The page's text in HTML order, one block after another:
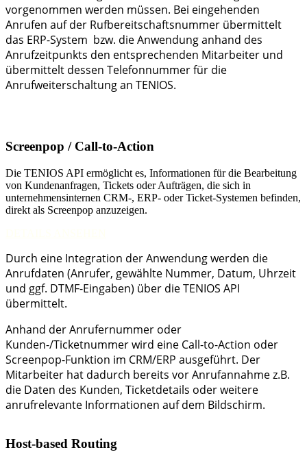
vorgenommen werden müssen. Bei eingehenden
Anrufen auf der Rufbereitschaftsnummer übermittelt
das ERP-System bzw. die Anwendung anhand des
Anrufzeitpunkts den entsprechenden Mitarbeiter und
übermittelt dessen Telefonnummer für die
Anrufweiterschaltung an TENIOS.
Screenpop / Call-to-Action
Die TENIOS API ermöglicht es, Informationen für die Bearbeitung
von Kundenanfragen, Tickets oder Aufträgen, die sich in
unternehmensinternen CRM-, ERP- oder Ticket-Systemen befinden,
direkt als Screenpop anzuzeigen.
Durch eine Integration der Anwendung werden die
Anrufdaten (Anrufer, gewählte Nummer, Datum, Uhrzeit
und ggf. DTMF-Eingaben) über die TENIOS API
übermittelt.
Anhand der Anrufernummer oder
Kunden-/Ticketnummer wird eine Call-to-Action oder
Screenpop-Funktion im CRM/ERP ausgeführt. Der
Mitarbeiter hat dadurch bereits vor Anrufannahme z.B.
die Daten des Kunden, Ticketdetails oder weitere
anrufrelevante Informationen auf dem Bildschirm.
Host-based Routing